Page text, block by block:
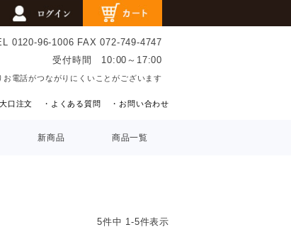
0120-96-1006 FAX 072-749-4747
受付時間 10:00～17:00
電話がつながりにくいことがございます
大口注文 ・よくある質問 ・お問い合わせ
新商品 商品一覧
5件中 1-5件表示